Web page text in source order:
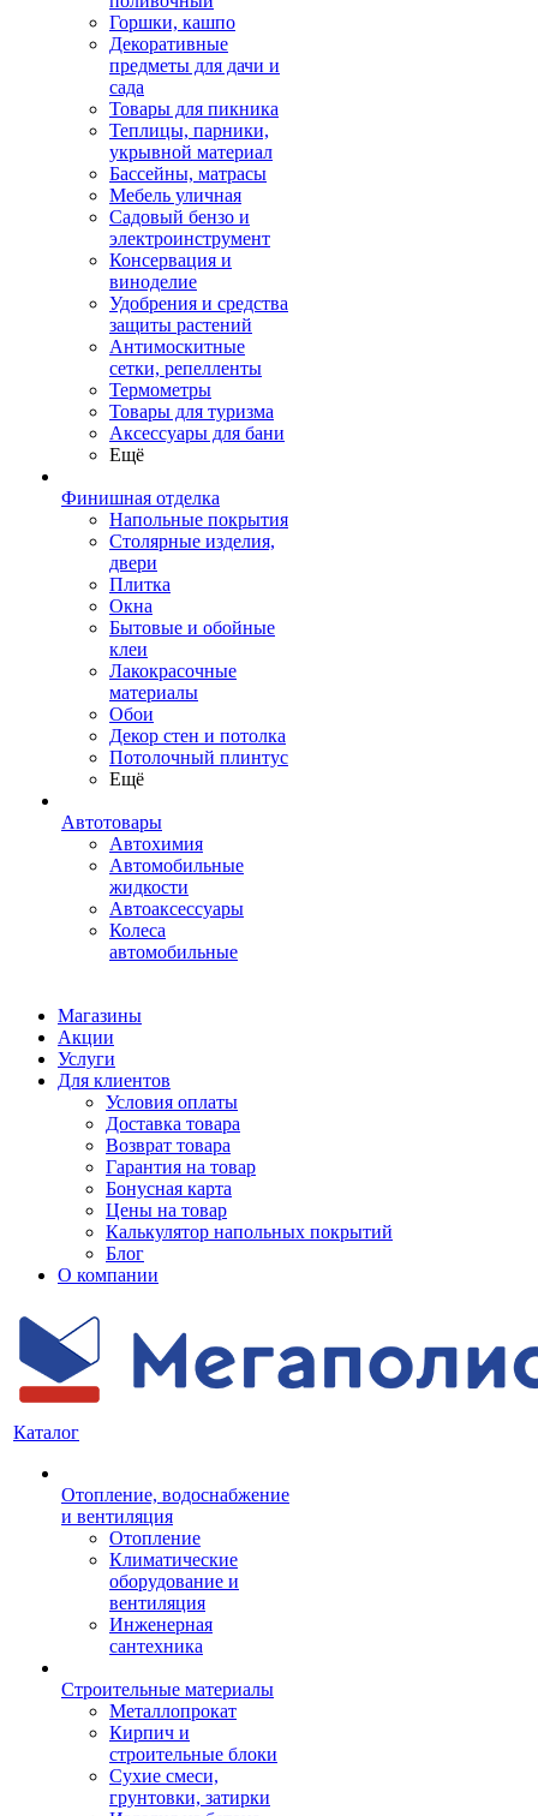
Горшки, кашпо
Декоративные
предметы для дачи и
сада
Товары для пикника
Теплицы, парники,
укрывной материал
Бассейны, матрасы
Мебель уличная
Садовый бензо и
электроинструмент
Консервация и
виноделие
Удобрения и средства
защиты растений
Антимоскитные
сетки, репелленты
Термометры
Товары для туризма
Аксессуары для бани
Ещё
Финишная отделка
Напольные покрытия
Столярные изделия,
двери
Плитка
Окна
Бытовые и обойные
клеи
Лакокрасочные
материалы
Обои
Декор стен и потолка
Потолочный плинтус
Ещё
Автотовары
Автохимия
Автомобильные
жидкости
Автоаксессуары
Колеса
автомобильные
Магазины
Акции
Услуги
Для клиентов
Условия оплаты
Доставка товара
Возврат товара
Гарантия на товар
Бонусная карта
Цены на товар
Калькулятор напольных покрытий
Блог
О компании
Каталог
Отопление, водоснабжение
и вентиляция
Отопление
Климатические
оборудование и
вентиляция
Инженерная
сантехника
Строительные материалы
Металлопрокат
Кирпич и
строительные блоки
Сухие смеси,
грунтовки, затирки